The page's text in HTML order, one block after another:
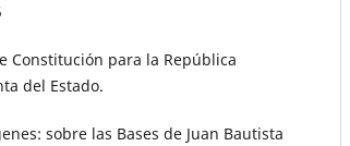
Constitución para la República
del Estado.
sobre las Bases de Juan Bautista